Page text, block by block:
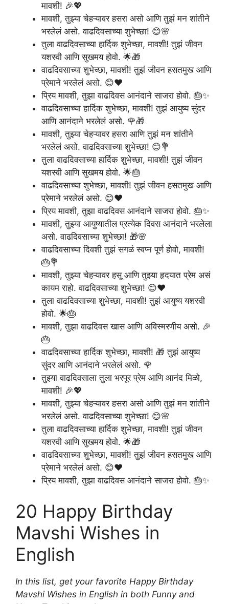
मावशी! 🎉💖
मावशी, तुझ्या चेहऱ्यावर हसरा असो आणि तुझं मन शांतीने
भरलेलं असो. वाढदिवसाच्या शुभेच्छा! 😊🌸
तुला वाढदिवसाच्या हार्दिक शुभेच्छा, मावशी! तुझं जीवन
यशस्वी आणि सुखमय होवो. 🌟🎁
वाढदिवसाच्या शुभेच्छा, मावशी! तुझं जीवन हसतमुख आणि
प्रेमाने भरलेलं असो. 😊❤️
प्रिय मावशी, तुझा वाढदिवस आनंदाने साजरा होवो. 🎂✨
वाढदिवसाच्या हार्दिक शुभेच्छा, मावशी! तुझं आयुष्य सुंदर
आणि आनंदाने भरलेलं असो. 🌹🎁
मावशी, तुझ्या चेहऱ्यावर हसरा आणि तुझं मन शांतीने
भरलेलं असो. वाढदिवसाच्या शुभेच्छा! 😊💐
तुला वाढदिवसाच्या हार्दिक शुभेच्छा, मावशी! तुझं जीवन
यशस्वी आणि सुखमय होवो. 🌟🎂
वाढदिवसाच्या शुभेच्छा, मावशी! तुझं जीवन हसतमुख आणि
प्रेमाने भरलेलं असो. 😊❤️
प्रिय मावशी, तुझा वाढदिवस आनंदाने साजरा होवो. 🎂✨
मावशी, तुझ्या आयुष्यातील प्रत्येक दिवस आनंदाने भरलेला
असो. वाढदिवसाच्या शुभेच्छा! 🎁🌸
वाढदिवसाच्या दिवशी तुझं सगळं स्वप्न पूर्ण होवो, मावशी!
🎂💐
मावशी, तुझ्या चेहऱ्यावर हसू आणि तुझ्या हृदयात प्रेम असं
कायम राहो. वाढदिवसाच्या शुभेच्छा! 😊❤️
तुला वाढदिवसाच्या शुभेच्छा, मावशी! तुझं आयुष्य यशस्वी
होवो. 🌟🎂
मावशी, तुझा वाढदिवस खास आणि अविस्मरणीय असो. 🎉
🎂
वाढदिवसाच्या हार्दिक शुभेच्छा, मावशी! 🎁 तुझं आयुष्य
सुंदर आणि आनंदाने भरलेलं असो. 🌹
तुझ्या वाढदिवसाला तुला भरपूर प्रेम आणि आनंद मिळो,
मावशी! 🎉💖
मावशी, तुझ्या चेहऱ्यावर हसरा असो आणि तुझं मन शांतीने
भरलेलं असो. वाढदिवसाच्या शुभेच्छा! 😊🌸
तुला वाढदिवसाच्या हार्दिक शुभेच्छा, मावशी! तुझं जीवन
यशस्वी आणि सुखमय होवो. 🌟🎁
वाढदिवसाच्या शुभेच्छा, मावशी! तुझं जीवन हसतमुख आणि
प्रेमाने भरलेलं असो. 😊❤️
प्रिय मावशी, तुझा वाढदिवस आनंदाने साजरा होवो. 🎂✨
20 Happy Birthday
Mavshi Wishes in
English
In this list, get your favorite Happy Birthday
Mavshi Wishes in English in both Funny and